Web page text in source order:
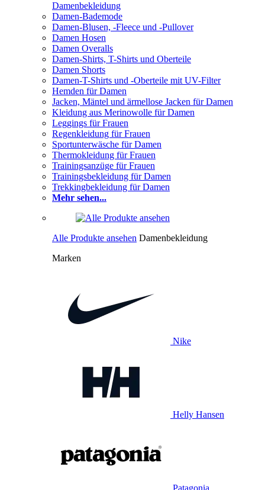
Damenbekleidung
Damen-Bademode
Damen-Blusen, -Fleece und -Pullover
Damen Hosen
Damen Overalls
Damen-Shirts, T-Shirts und Oberteile
Damen Shorts
Damen-T-Shirts und -Oberteile mit UV-Filter
Hemden für Damen
Jacken, Mäntel und ärmellose Jacken für Damen
Kleidung aus Merinowolle für Damen
Leggings für Frauen
Regenkleidung für Frauen
Sportunterwäsche für Damen
Thermokleidung für Frauen
Trainingsanzüge für Frauen
Trainingsbekleidung für Damen
Trekkingbekleidung für Damen
Mehr sehen...
Alle Produkte ansehen Damenbekleidung
Marken
Nike
Helly Hansen
Patagonia